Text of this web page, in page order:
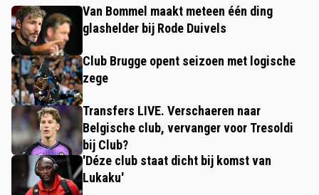
Van Bommel maakt meteen één ding
glashelder bij Rode Duivels
Club Brugge opent seizoen met logische
zege
Transfers LIVE. Verschaeren naar
Belgische club, vervanger voor Tresoldi
bij Club?
'Déze club staat dicht bij komst van
Lukaku'